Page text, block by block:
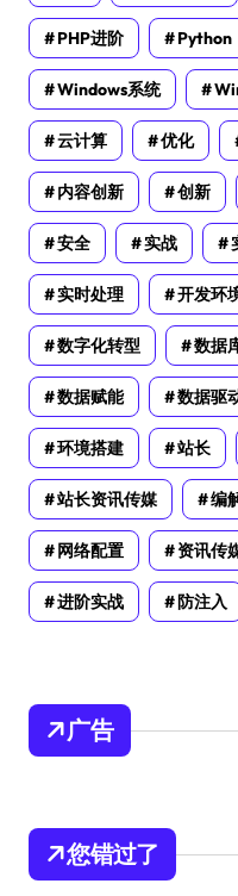
PHP进阶 Python
Windows系统
云计算 优化
内容创新 创新
安全 实战
实时处理 开发环
数字化转型 数据
数据赋能 数据驱
环境搭建 站长
站长资讯传媒 编
网络配置 资讯传
进阶实战 防注入
广告
您错过了